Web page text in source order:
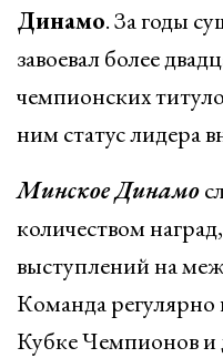
Динамо. За годы
завоевал более
чемпионских
ним статус лидера
Минское Динамо
количеством
выступлений на
Команда регулярно
Кубке Чемпионов